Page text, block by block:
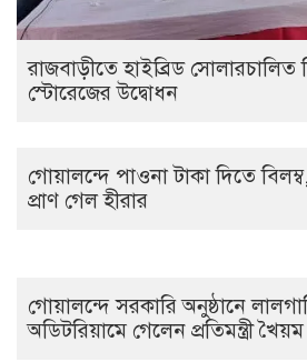
রাজবাড়ীতে হাইব্রিড সোলারচালিত
স্টোরেজের উদ্বোধন
গোয়ালন্দে পাওনা টাকা দিতে
প্রাণ গেল হীরার
গোয়ালন্দে সরকারি অনুষ্ঠানে
অডিটরিয়ামে গেলেন প্রতিমন্ত্রী খৈয়ম